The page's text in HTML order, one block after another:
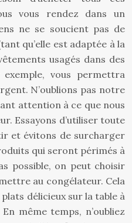
vous rendez dans un
ne se soucient pas de
qu’elle est adaptée à la
usagés dans des
vous permettra
N’oublions pas notre
attention à ce que nous
Essayons d’utiliser toute
et évitons de surcharger
qui seront périmés à
possible, on peut choisir
au congélateur. Cela
délicieux sur la table à
même temps, n’oubliez